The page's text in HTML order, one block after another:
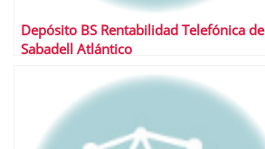
Depósito BS Rentabilidad Telefónica de
Sabadell Atlántico